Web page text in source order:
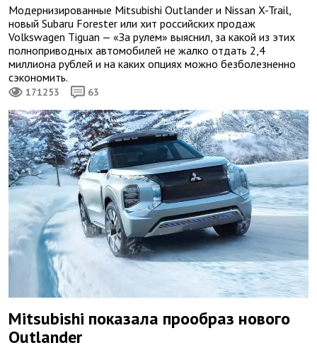
Модернизированные Mitsubishi Outlander и Nissan X-Trail,
новый Subaru Forester или хит российских продаж
Volkswagen Tiguan — «За рулем» выяснил, за какой из этих
полноприводных автомобилей не жалко отдать 2,4
миллиона рублей и на каких опциях можно безболезненно
сэкономить.
171253 63
Mitsubishi показала прообраз нового
Outlander